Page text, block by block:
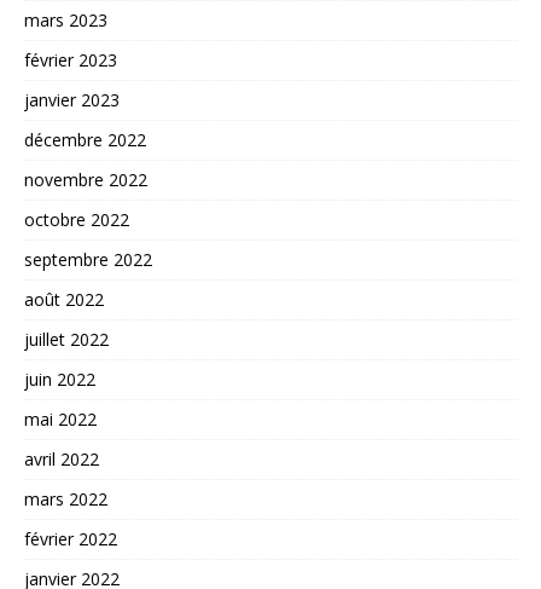
mars 2023
février 2023
janvier 2023
décembre 2022
novembre 2022
octobre 2022
septembre 2022
août 2022
juillet 2022
juin 2022
mai 2022
avril 2022
mars 2022
février 2022
janvier 2022